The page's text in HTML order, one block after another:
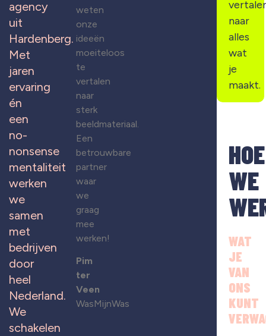
agency
uit
Hardenberg.
Met
jaren
ervaring
én
een
no-
nonsense
mentaliteit
werken
we
samen
met
bedrijven
door
heel
Nederland.
We
schakelen
weten
onze
ideeën
moeiteloos
te
vertalen
naar
sterk
beeldmateriaal.
Een
betrouwbare
partner
waar
we
graag
mee
werken!
Pim
ter
Veen
WasMijnWas
HOE
WE
WAT
JE
VAN
ONS
KUNT
naar
alles
wat
je
maakt.